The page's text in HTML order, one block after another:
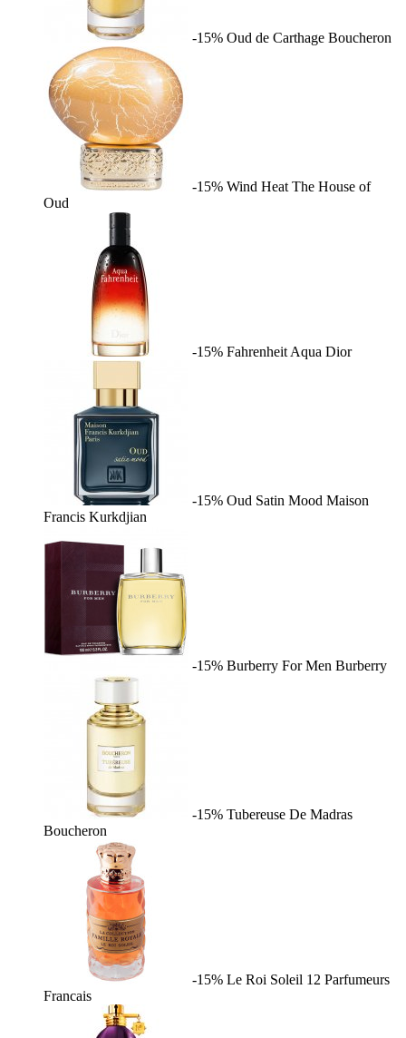
-15% Oud de Carthage Boucheron
-15% Wind Heat The House of
Oud
-15% Fahrenheit Aqua Dior
-15% Oud Satin Mood Maison
Francis Kurkdjian
-15% Burberry For Men Burberry
-15% Tubereuse De Madras
Boucheron
-15% Le Roi Soleil 12 Parfumeurs
Francais